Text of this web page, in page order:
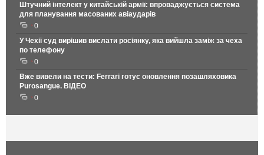
Штучний інтелект у китайській армії: впроваджується система
для планування масованих авіаударів
0
У Чехії суд вирішив вислати росіянку, яка вийшла заміж за чеха
по телефону
0
Вже вивели на тести: Ferrari готує оновлення позашляховика
Purosangue. ВІДЕО
0